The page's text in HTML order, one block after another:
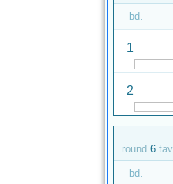
bd.
1
2
round 6
bd.